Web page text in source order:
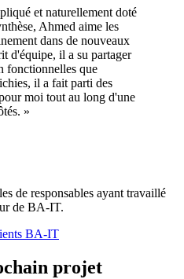
et naturellement doté
Ahmed aime les
dans de nouveaux
d'équipe, il a su partager
fonctionnelles que
il a fait parti des
moi tout au long d'une
»
de responsables ayant travaillé
de BA-IT.
BA-IT
projet